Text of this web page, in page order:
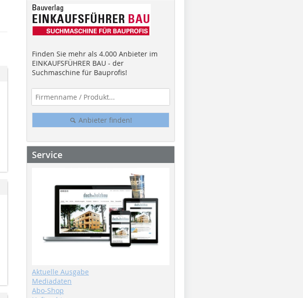
Finden Sie mehr als 4.000 Anbieter im
EINKAUFSFÜHRER BAU - der
Suchmaschine für Bauprofis!
Anbieter finden!
Service
Aktuelle Ausgabe
Mediadaten
Abo-Shop